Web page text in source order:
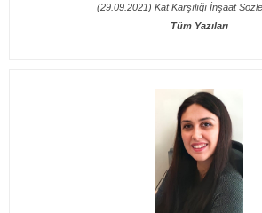
(29.09.2021) Kat Karşılığı İnşaat
Tüm Yazıları